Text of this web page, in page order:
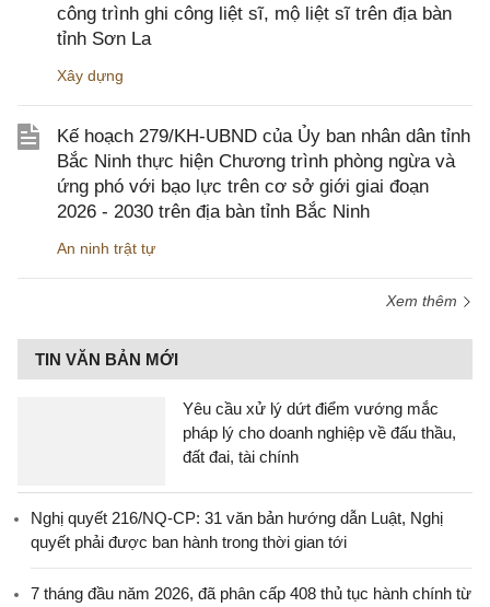
công trình ghi công liệt sĩ, mộ liệt sĩ trên địa bàn
tỉnh Sơn La
Xây dựng
Kế hoạch 279/KH-UBND của Ủy ban nhân dân tỉnh
Bắc Ninh thực hiện Chương trình phòng ngừa và
ứng phó với bạo lực trên cơ sở giới giai đoạn
2026 - 2030 trên địa bàn tỉnh Bắc Ninh
An ninh trật tự
Xem thêm
TIN VĂN BẢN MỚI
Yêu cầu xử lý dứt điểm vướng mắc
pháp lý cho doanh nghiệp về đấu thầu,
đất đai, tài chính
Nghị quyết 216/NQ-CP: 31 văn bản hướng dẫn Luật, Nghị
quyết phải được ban hành trong thời gian tới
7 tháng đầu năm 2026, đã phân cấp 408 thủ tục hành chính từ